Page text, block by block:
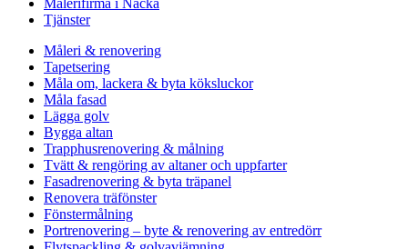
Målerifirma i Nacka
Tjänster
Måleri & renovering
Tapetsering
Måla om, lackera & byta köksluckor
Måla fasad
Lägga golv
Bygga altan
Trapphusrenovering & målning
Tvätt & rengöring av altaner och uppfarter
Fasadrenovering & byta träpanel
Renovera träfönster
Fönstermålning
Portrenovering – byte & renovering av entredörr